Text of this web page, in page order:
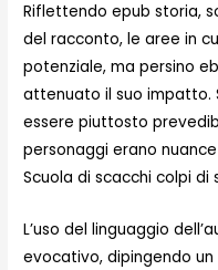
Riflettendo epub storia,
del racconto, le aree in
potenziale, ma persino
attenuato il suo impatto.
essere piuttosto
personaggi erano
Scuola di scacchi colpi
L’uso del linguaggio
evocativo, dipingendo